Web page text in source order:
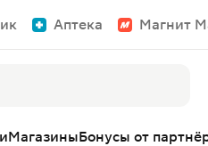
Аптека Магнит
МагазиныБонусы от